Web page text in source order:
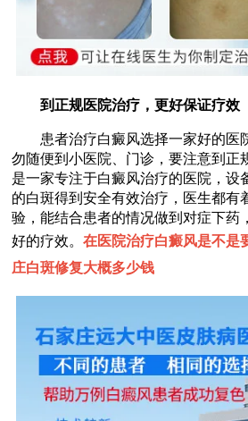
到正规医院治疗，更好保证疗效
患者治疗白癜风选择一家好的医
勿随便到小医院、门诊，要注意到正
是一家专注于白癜风治疗的医院，设
的白斑得到安全有效治疗，医生都有
验，能结合患者的情况做到对症下药
好的疗效。在医院治疗白癜风是不
庄白斑修复大概多少钱